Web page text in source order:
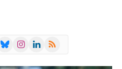
BlueskyInstagramLinkedIn
RSS